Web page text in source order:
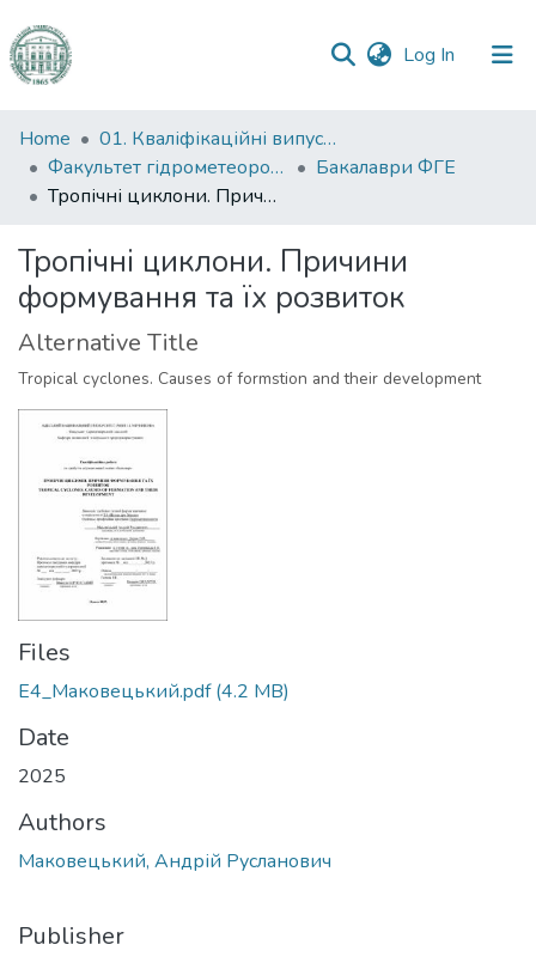
Log In (current)
Communities
&
Collections
Statistics
Home
01. Кваліфікаційні випускні роботи здобувачів вищої освіти
Факультет гідрометеорології і екології
Бакалаври ФГЕ
Тропічні циклони. Причини формування та їх розвиток
Тропічні циклони. Причини
формування та їх розвиток
Alternative Title
Tropical cyclones. Causes of formstion and their development
Files
Е4_Маковецький.pdf(4.2 MB)
Date
2025
Authors
Маковецький, Андрій Русланович
Publisher